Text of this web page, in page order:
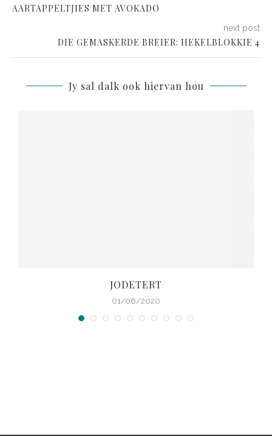
AARTAPPELTJIES MET AVOKADO
next post
DIE GEMASKERDE BREIER: HEKELBLOKKIE 4
Jy sal dalk ook hiervan hou
JODETERT
01/06/2020